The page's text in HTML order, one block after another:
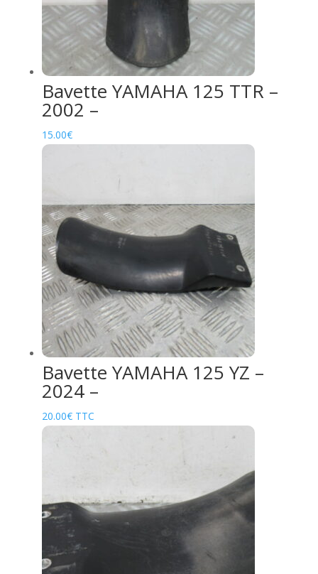
Bavette YAMAHA 125 TTR –
2002 –
15.00€
Bavette YAMAHA 125 YZ –
2024 –
20.00€ TTC